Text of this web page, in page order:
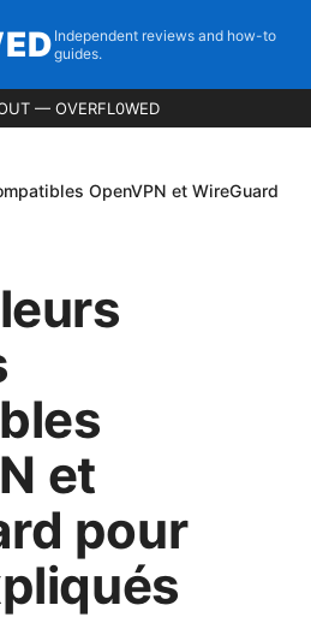
Independent reviews and how-to
guides.
— OVERFL0WED
OpenVPN et WireGuard
et
pour